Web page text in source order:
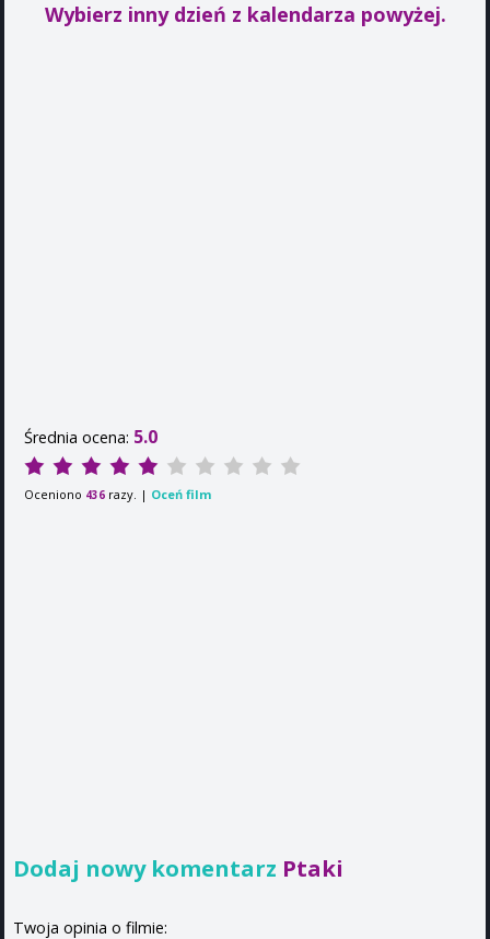
Wybierz inny dzień z kalendarza powyżej.
Średnia ocena: 5.0
Oceniono 436 razy. | Oceń film
Dodaj nowy komentarz Ptaki
Twoja opinia o filmie: